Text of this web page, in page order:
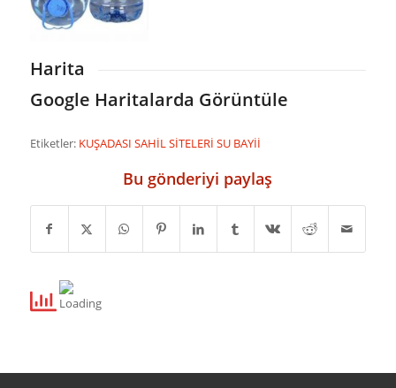
Harita
Google Haritalarda Görüntüle
Etiketler: KUŞADASI SAHİL SİTELERİ SU BAYİİ
Bu gönderiyi paylaş